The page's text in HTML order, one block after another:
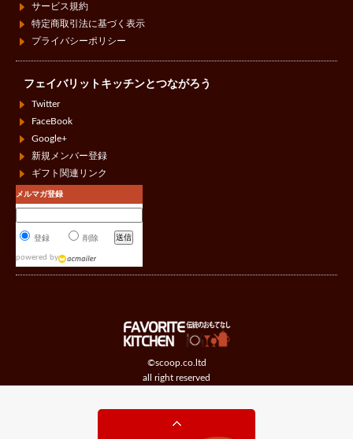
©scoop.co.ltd
all right reserved
サービス規約
特定商取引法に基づく表示
プライバシーポリシー
フェイバリットキッチンとつながろう
Twitter
FaceBook
Google+
新規メンバー登録
ギフト関連リンク
メルマガ登録
登録 削除
powered by